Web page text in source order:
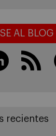
AL BLOG
recientes